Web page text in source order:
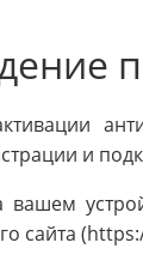
и
сайта